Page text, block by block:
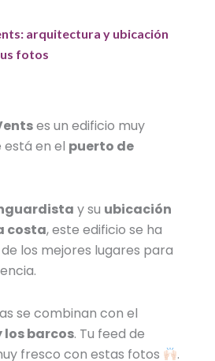
arquitectura y ubicación
fotos
es un edificio muy
en el puerto de
y su ubicación
costa, este edificio se ha
los mejores lugares para
.
se combinan con el
los barcos. Tu feed de
fresco con estas fotos
.